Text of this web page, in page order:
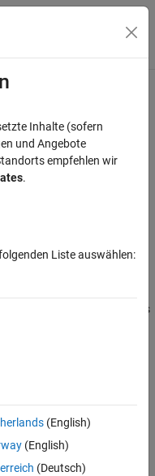
create an enumeration class
name in the
function for each
Inhalte (sofern
und Angebote
empfehlen wir
.
Liste auswählen:
(English)
(English)
(Deutsch)